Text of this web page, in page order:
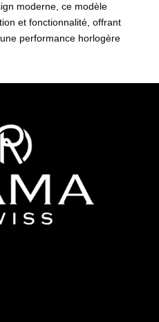
moderne, ce modèle
et fonctionnalité, offrant
performance horlogère